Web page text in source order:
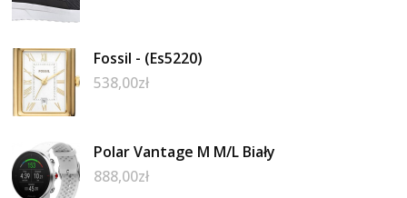
Fossil - (Es5220)
538,00zł
Polar Vantage M M/L Biały
888,00zł